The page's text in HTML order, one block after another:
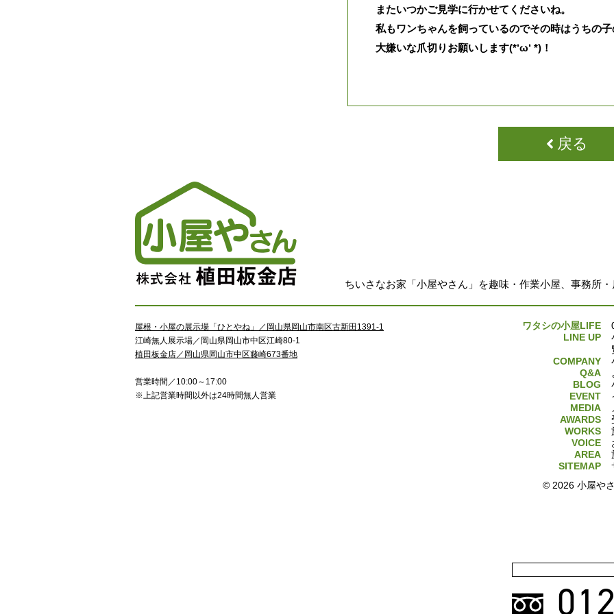
またいつかご見学に行かせてくださいね。
私もワンちゃんを飼っているのでその時はうちの子
大嫌いな爪切りお願いします(*‘ω‘ *)！
戻る
ちいさなお家「小屋やさん」を趣味・作業小屋、事務所・
屋根・小屋の展示場「ひとやね」／岡山県岡山市南区古新田1391-1
江崎無人展示場／岡山県岡山市中区江崎80-1
植田板金店／岡山県岡山市中区藤崎673番地
営業時間／10:00～17:00
※上記営業時間以外は24時間無人営業
ワタシの小屋LIFE
LINE UP
COMPANY
Q&A
BLOG
EVENT
MEDIA
AWARDS
WORKS
VOICE
AREA
SITEMAP
© 2026 小屋や